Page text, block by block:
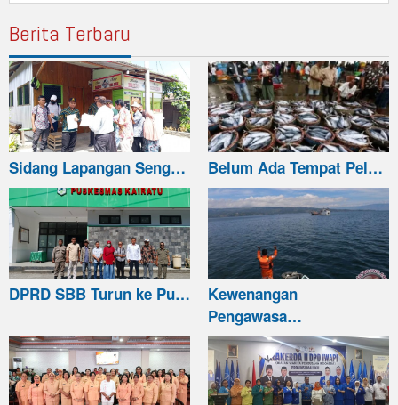
Berita Terbaru
Sidang Lapangan Seng… Belum Ada Tempat Pel…
DPRD SBB Turun ke Pu…
Kewenangan
Pengawasa…